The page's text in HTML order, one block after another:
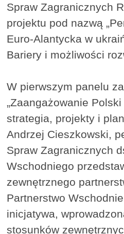
Spraw Zagranicznych
projektu pod nazwą
Euro-Alantycka w
Bariery i możliwości
W pierwszym panelu
„Zaangażowanie
strategia, projekty i
Andrzej Cieszkowski,
Spraw Zagranicznych
Wschodniego
zewnętrznego
Partnerstwo
inicjatywa,
stosunków